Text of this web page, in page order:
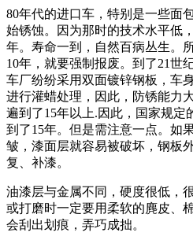
80年代的进口车，特别是一些面
始锈蚀。因为那时的技术水平低
年。寿命一到，自然百病丛生。
10年，就要强制报废。到了21世
车厂纷纷采用双面镀锌钢板，车
进行灌蜡处理，因此，防锈能力
遍到了15年以上.因此，国家规定
到了15年。但是需注意一点。如
皱，漆面层就容易被破坏，钢板
复、补漆。
油漆层与金属不同，硬度很低，
或打磨时一定要用柔软的麂皮、
会刮出划痕，弄巧成拙。